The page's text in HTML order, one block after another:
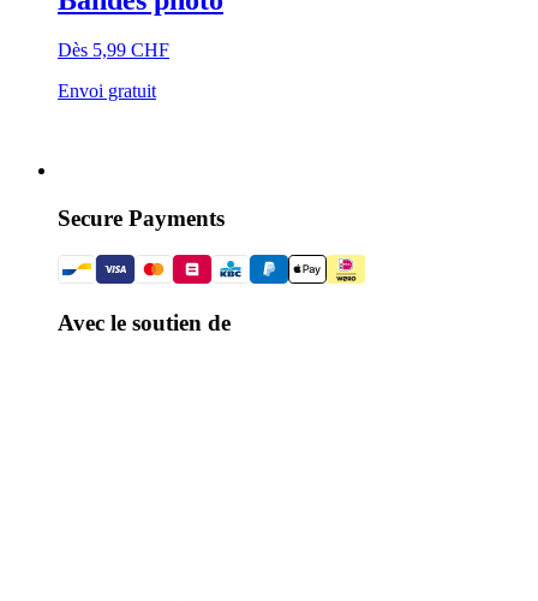
Dès 5,99 CHF
Envoi gratuit
Secure Payments
Avec le soutien de